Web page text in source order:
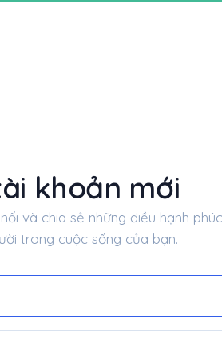
khoản mới
và chia sẻ những điều hạnh
trong cuộc sống của bạn.